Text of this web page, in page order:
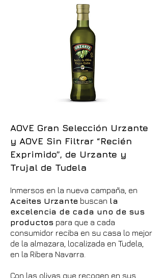
AOVE Gran Selección Urzante
y AOVE Sin Filtrar “Recién
Exprimido”, de Urzante y
Trujal de Tudela
Inmersos en la nueva campaña, en
Aceites Urzante buscan la
excelencia de cada uno de sus
productos para que a cada
consumidor reciba en su casa lo mejor
de la almazara, localizada en Tudela,
en la Ribera Navarra.
Con las olivas que recogen en sus